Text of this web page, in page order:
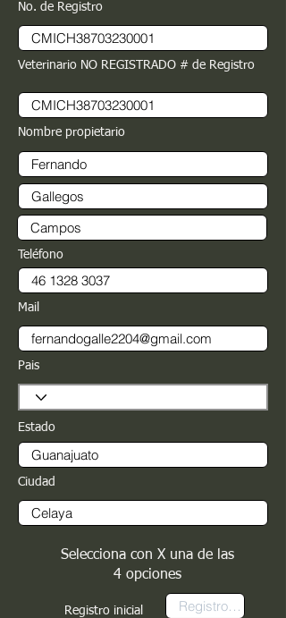
No. de Registro
Veterinario NO REGISTRADO # de Registro
Nombre propietario
Teléfono
Mail
Pais
Estado
Ciudad
Registro inicial
Selecciona con X una de las
4 opciones